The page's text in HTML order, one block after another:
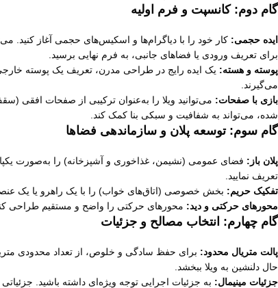
گام دوم: کانسپت و فرم اولیه
ایده حجمی:
برای تعریف ورودی یا فضاهای جانبی، به فرم نهایی برسید.
پوسته و هسته: یک ایده رایج در طراحی مدرن، تعریف یک پوسته
می‌گیرند.
بازی با صفحات: می‌توانید ویلا را به‌عنوان ترکیبی از صفحات افقی
شده، می‌تواند به شفافیت و سبکی بنا کمک کند.
گام سوم: توسعه پلان و سازماندهی فضاها
پلان باز: فضای عمومی (نشیمن، غذاخوری و آشپزخانه) را به‌صورت
تعریف نمایید.
تفکیک حریم: بخش خصوصی (اتاق‌های خواب) را با یک راهرو یا یک عنصر
محورهای حرکتی و دید: محورهای حرکتی را واضح و مستقیم طراحی
گام چهارم: انتخاب مصالح و جزئیات
پالت متریال محدود: برای حفظ سادگی و خلوص، از تعداد محدودی
حال دلنشین به ویلا ببخشد.
جزئیات مینیمال: